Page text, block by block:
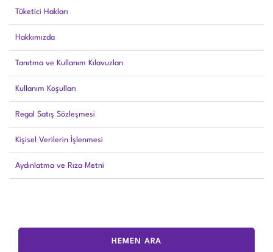
Tüketici Hakları
Hakkımızda
Tanıtma ve Kullanım Kılavuzları
Kullanım Koşulları
Regal Satış Sözleşmesi
Kişisel Verilerin İşlenmesi
Aydınlatma ve Rıza Metni
HEMEN ARA